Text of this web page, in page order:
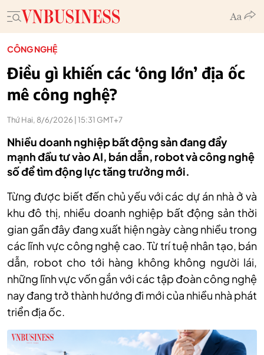
CÔNG NGHỆ
Điều gì khiến các ‘ông lớn’ địa ốc
mê công nghệ?
Thứ Hai, 8/6/2026 | 15:31 GMT+7
Nhiều doanh nghiệp bất động sản đang đẩy
mạnh đầu tư vào AI, bán dẫn, robot và công nghệ
số để tìm động lực tăng trưởng mới.
Từng được biết đến chủ yếu với các dự án nhà ở và
khu đô thị, nhiều doanh nghiệp bất động sản thời
gian gần đây đang xuất hiện ngày càng nhiều trong
các lĩnh vực công nghệ cao. Từ trí tuệ nhân tạo, bán
dẫn, robot cho tới hàng không không người lái,
những lĩnh vực vốn gắn với các tập đoàn công nghệ
nay đang trở thành hướng đi mới của nhiều nhà phát
triển địa ốc.